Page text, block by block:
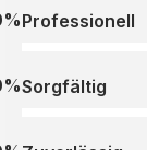
Professionell
Sorgfältig